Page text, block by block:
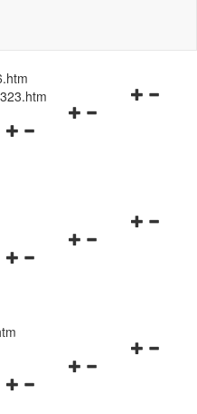
Navigationsmenü
Navigationsmenü
Navigationsmenü
Navigationsmenü
Navigationsmenü
Navigationsmenü